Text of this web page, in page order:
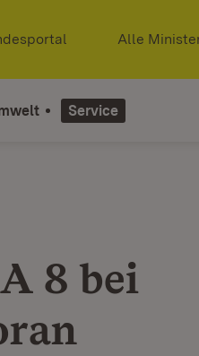
(Öffnet in neuem
Alle
Service
8 bei